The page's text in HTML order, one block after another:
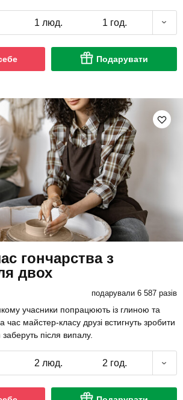
1 люд. 1 год.
Подарувати
гончарства з
двох
подарували 6 587 разів
учасники попрацюють із глиною та
час майстер-класу друзі встигнуть зробити
після випалу.
2 люд. 2 год.